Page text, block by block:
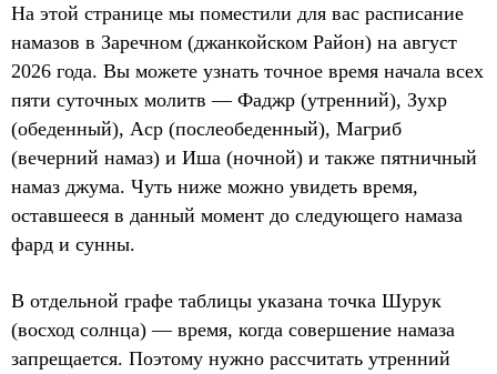
На этой странице мы поместили для вас расписание
намазов в Заречном (джанкойском Район) на август
2026 года. Вы можете узнать точное время начала всех
пяти суточных молитв — Фаджр (утренний), Зухр
(обеденный), Аср (послеобеденный), Магриб
(вечерний намаз) и Иша (ночной) и также пятничный
намаз джума. Чуть ниже можно увидеть время,
оставшееся в данный момент до следующего намаза
фард и сунны.
В отдельной графе таблицы указана точка Шурук
(восход солнца) — время, когда совершение намаза
запрещается. Поэтому нужно рассчитать утренний